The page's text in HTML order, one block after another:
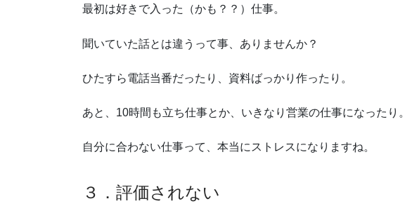
最初は好きで入った（かも？？）仕事。
聞いていた話とは違うって事、ありませんか？
ひたすら電話当番だったり、資料ばっかり作ったり。
あと、10時間も立ち仕事とか、いきなり営業の仕事になったり。
自分に合わない仕事って、本当にストレスになりますね。
３．評価されない